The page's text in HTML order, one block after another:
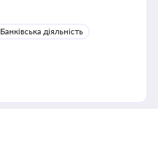
Банківська діяльність